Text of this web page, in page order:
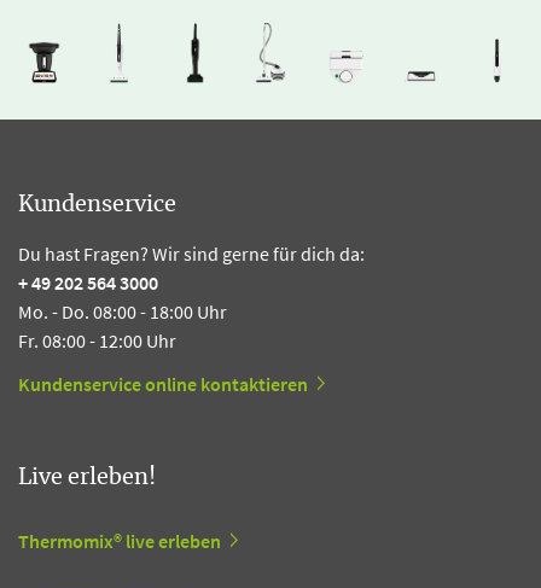
Kundenservice
Du hast Fragen? Wir sind gerne für dich da:
+ 49 202 564 3000
Mo. - Do. 08:00 - 18:00 Uhr
Fr. 08:00 - 12:00 Uhr
Kundenservice online kontaktieren
Live erleben!
Thermomix® live erleben